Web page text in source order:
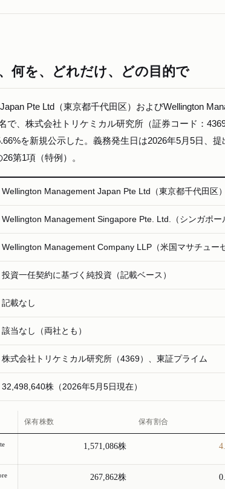
何を、どれだけ、どの目的で
Pte Ltd（東京都千代田区）およびWellington
で、株式会社トリケミカル研究所（証券コード：
を新規公示した。義務発生日は2026年5月5日、
第1項（特例）。
Wellington Management Japan Pte Ltd（東京都千代田区）
Wellington Management Singapore Pte. Ltd.（シンガポー
Wellington Management Company LLP（米国マサチュー
投資一任契約に基づく純投資（記載ベース）
記載なし
該当なし（両社とも）
株式会社トリケミカル研究所（4369）、東証プライム
32,498,640株（2026年5月5日現在）
保有株数 保有割合
1,571,086株
267,862株